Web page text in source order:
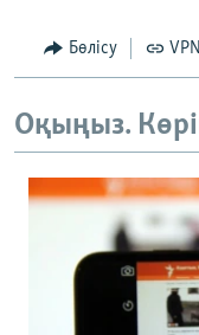
Бөлісу
Оқыңыз.